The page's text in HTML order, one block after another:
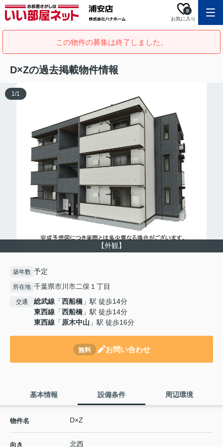
お気に入り
0
この物件の募集は終了しました。
D×Zの過去掲載物件情報
【外観】
1/1
築年数 予定
所在地 千葉県市川市二俣１丁目
交通 総武線 「西船橋 」駅 徒歩14分
東西線 「西船橋 」駅 徒歩14分
東西線 「原木中山 」駅 徒歩16分
無料 お問い合わせ
基本情報 設備条件 周辺環境
物件名 D×Z
向き 北西